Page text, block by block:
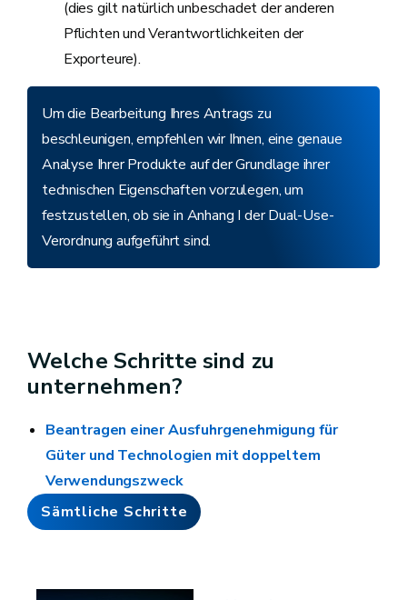
(dies gilt natürlich unbeschadet der anderen
Pflichten und Verantwortlichkeiten der
Exporteure).
Um die Bearbeitung Ihres Antrags zu
beschleunigen, empfehlen wir Ihnen, eine genaue
Analyse Ihrer Produkte auf der Grundlage ihrer
technischen Eigenschaften vorzulegen, um
festzustellen, ob sie in Anhang I der Dual-Use-
Verordnung aufgeführt sind.
Welche Schritte sind zu
unternehmen?
Beantragen einer Ausfuhrgenehmigung für
Güter und Technologien mit doppeltem
Verwendungszweck
Sämtliche Schritte